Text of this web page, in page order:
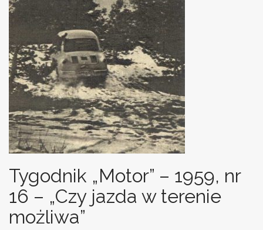
Tygodnik „Motor” – 1959, nr
16 – „Czy jazda w terenie
możliwa”